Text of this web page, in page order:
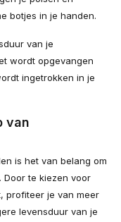
botjes in je handen.
van je
wordt opgevangen
ingetrokken in je
van
is het van belang om
Door te kiezen voor
profiteer je van meer
levensduur van je